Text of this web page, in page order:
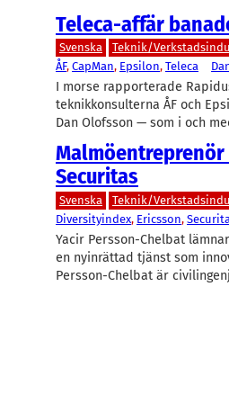
Teleca-affär
Svenska Teknik/
ÅF, CapMan, Epsilon, Teleca
I morse rapporterade
teknikkonsulterna ÅF och
Dan Olofsson — som i och
Securitas
Svenska Teknik/
Diversityindex, Ericsson,
Yacir Persson-Chelbat
en nyinrättad tjänst som
Persson-Chelbat är